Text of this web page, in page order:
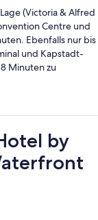
(Victoria & Alfred
Centre und
Ebenfalls nur bis
und Kapstadt-
Minuten zu
by